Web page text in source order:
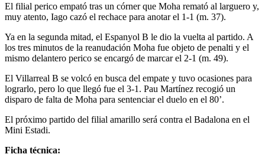
El filial perico empató tras un córner que Moha remató al larguero y,
muy atento, Iago cazó el rechace para anotar el 1-1 (m. 37).
Ya en la segunda mitad, el Espanyol B le dio la vuelta al partido. A
los tres minutos de la reanudación Moha fue objeto de penalti y el
mismo delantero perico se encargó de marcar el 2-1 (m. 49).
El Villarreal B se volcó en busca del empate y tuvo ocasiones para
lograrlo, pero lo que llegó fue el 3-1. Pau Martínez recogió un
disparo de falta de Moha para sentenciar el duelo en el 80’.
El próximo partido del filial amarillo será contra el Badalona en el
Mini Estadi.
Ficha técnica: